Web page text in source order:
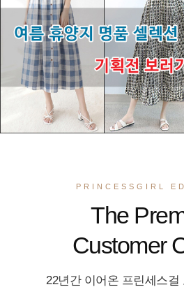
PRINCESSGIRL
The
Customer
22년간 이어온 프린세스걸